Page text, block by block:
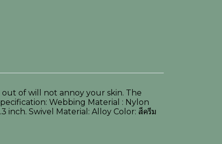
of will not annoy your skin. The
Webbing Material : Nylon
Swivel Material: Alloy Color: สีครีม